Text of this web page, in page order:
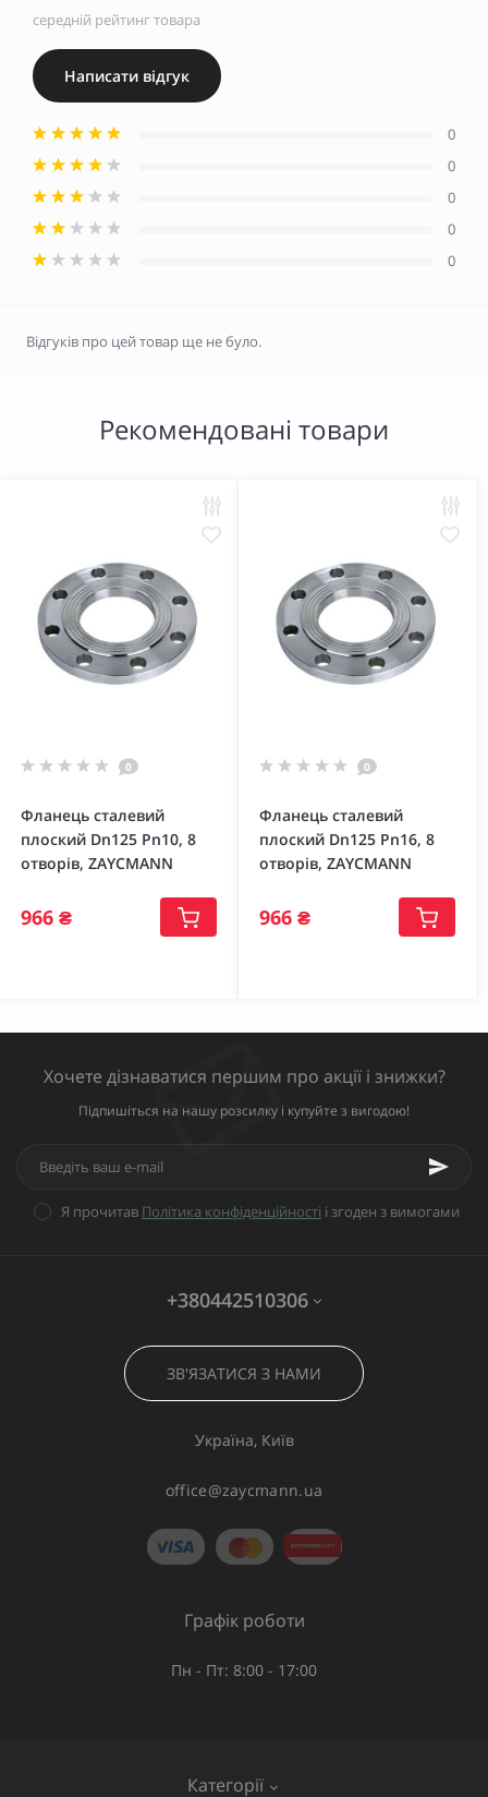
середній рейтинг товара
Написати відгук
0
0
0
0
0
Відгуків про цей товар ще не було.
Рекомендовані товари
0
Фланець сталевий
плоский Dn125 Pn10, 8
отворів, ZAYCMANN
966 ₴
0
Фланець сталевий
плоский Dn125 Pn16, 8
отворів, ZAYCMANN
966 ₴
Хочете дізнаватися першим про акції і знижки?
Підпишіться на нашу розсилку і купуйте з вигодою!
Я прочитав Політика конфіденційності і згоден з вимогами
+380442510306
ЗВ'ЯЗАТИСЯ З НАМИ
Україна, Київ
office@zaycmann.ua
Категорії
Графік роботи
Пн - Пт: 8:00 - 17:00